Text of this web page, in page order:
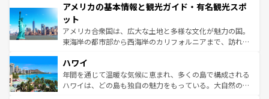
ンツ一覧を参照してほしい。
の建物がそのまま残る町や、スイスならではのユニークな
博物館もあり、アルプス観光だけでなく町歩きも満喫する
ことができる。国民の所得が高いため物価も高いが、旅行
者向けの交通パス提供のサービスもあり、うまく活用すれ
着のスイス情報は
アメリカの基本情報と観光ガイド・有名観光スポ
ット
アメリカ合衆国は、広大な土地と多様な文化が魅力の国。
東海岸の都市部から西海岸のカリフォルニアまで、訪れる
のような巨大都市は、観光、ショッピング、エンターテイ
ンメントが詰まった刺激的なスポットだ。一方、アメリカ
西部には大自然が広がり、グランドキャニオンやイエロー
ハワイ
年間を通じて温暖な気候に恵まれ、多くの島で構成される
ハワイは、どの島も独自の魅力をもっている。大自然の神